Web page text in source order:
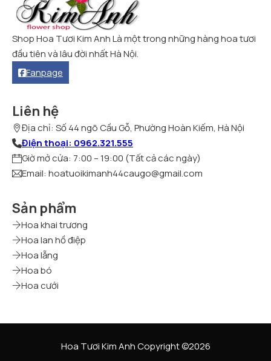
Shop Hoa Tươi Kim Anh Là một trong những hàng hoa tươi
đầu tiên và lâu đời nhất Hà Nội.
Fanpage
Liên hệ
Địa chỉ: Số 44 ngõ Cầu Gỗ, Phường Hoàn Kiếm, Hà Nội
Điện thoại: 0962.321.555
Giờ mở cửa: 7:00 – 19:00 (Tất cả các ngày)
Email: hoatuoikimanh44caugo@gmail.com
Sản phẩm
Hoa khai trương
Hoa lan hồ điệp
Hoa lẵng
Hoa bó
Hoa cưới
Hoa Tươi Kim Anh Copyright ©2026